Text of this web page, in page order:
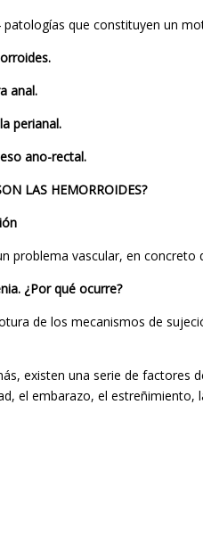
patologías que constituyen un
anal.
perianal.
ano-rectal.
LAS HEMORROIDES?
problema vascular, en concreto
¿Por qué ocurre?
de los mecanismos de
existen una serie de factores
el embarazo, el estreñimiento,